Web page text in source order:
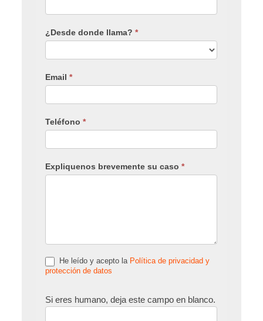
¿Desde donde llama?*
Email*
Teléfono*
Expliquenos brevemente su caso*
He leído y acepto la Política de privacidad y
protección de datos
Si eres humano, deja este campo en blanco.